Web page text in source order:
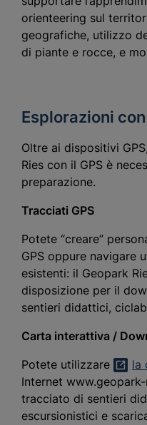
orienteering sul
geografiche, utilizzo
di piante e rocce, e
Esplorazioni con
Oltre ai dispositivi
Ries con il GPS è
preparazione.
Tracciati GPS
Potete “creare”
GPS oppure navigare
esistenti: il Geopark
disposizione per il
sentieri didattici,
Carta interattiva /
Potete utilizzare
la
Internet
tracciato di sentieri
escursionistici e